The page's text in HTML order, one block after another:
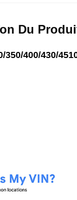
Du
350/400/430/